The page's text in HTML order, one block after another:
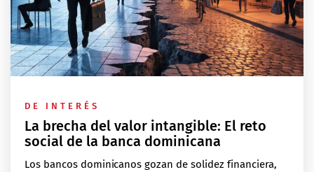
DE INTERÉS
La brecha del valor intangible: El reto
social de la banca dominicana
Los bancos dominicanos gozan de solidez financiera,